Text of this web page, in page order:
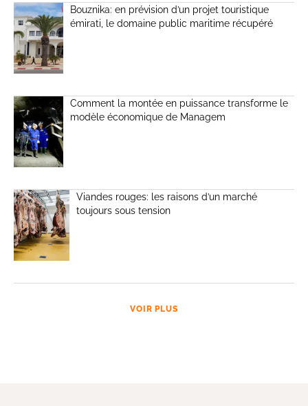
Bouznika: en prévision d’un projet touristique
émirati, le domaine public maritime récupéré
Comment la montée en puissance transforme le
modèle économique de Managem
Viandes rouges: les raisons d’un marché
toujours sous tension
VOIR PLUS